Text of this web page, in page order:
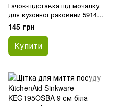
Гачок-підставка під мочалку
для кухонної раковини 5914
4,5х4,5х3 см білий
145 грн
Купити